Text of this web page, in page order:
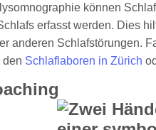
können
erfasst werden. Dies
anderen Schlafstörungen.
den Schlaflaboren in Zürich